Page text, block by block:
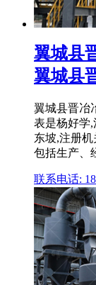
翼城县
翼城县
翼城县晋冶
表是杨好学
东坡,注册
包括生产、
联系电话: